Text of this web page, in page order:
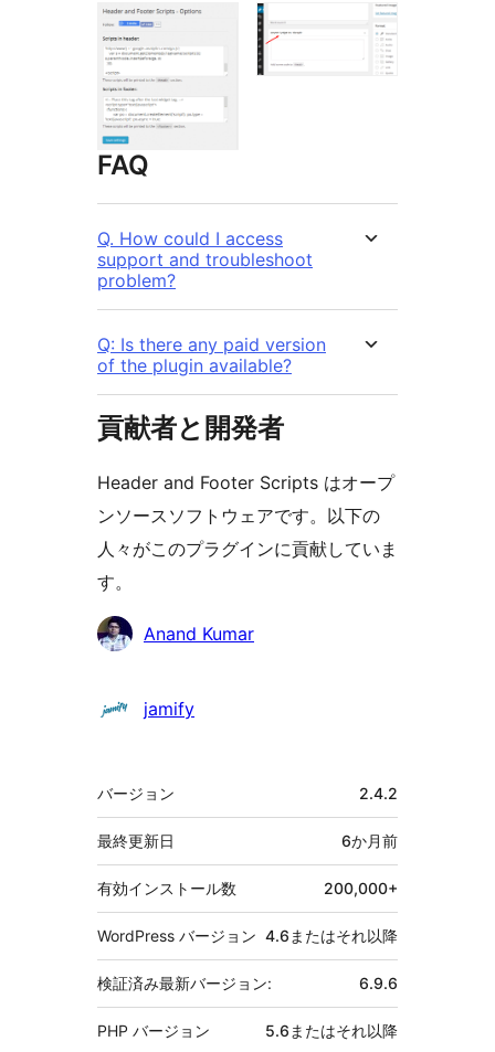
FAQ
Q. How could I access
support and troubleshoot
problem?
Q: Is there any paid version
of the plugin available?
貢献者と開発者
Header and Footer Scripts はオープ
ンソースソフトウェアです。以下の
人々がこのプラグインに貢献していま
す。
貢
Anand Kumar
jamify
メ
タ
バージョン 2.4.2
最終更新日 6か月前
有効インストール数 200,000+
WordPress バージョン 4.6またはそれ以降
検証済み最新バージョン: 6.9.6
PHP バージョン 5.6またはそれ以降